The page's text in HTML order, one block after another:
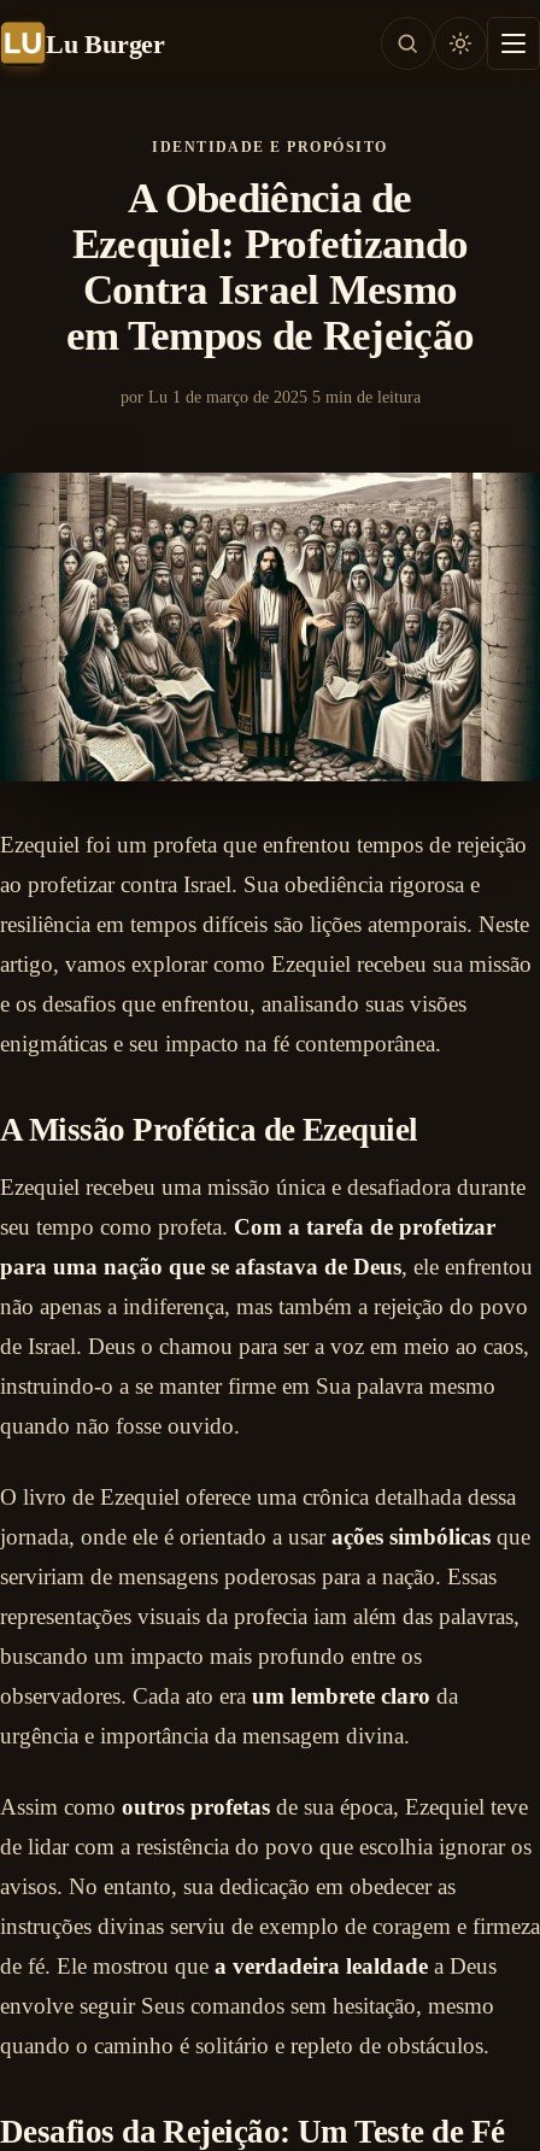
Lu Burger
IDENTIDADE E PROPÓSITO
A Obediência de
Ezequiel: Profetizando
Contra Israel Mesmo
em Tempos de Rejeição
por Lu 1 de março de 2025 5 min de leitura
Ezequiel foi um profeta que enfrentou tempos de rejeição
ao profetizar contra Israel. Sua obediência rigorosa e
resiliência em tempos difíceis são lições atemporais. Neste
artigo, vamos explorar como Ezequiel recebeu sua missão
e os desafios que enfrentou, analisando suas visões
enigmáticas e seu impacto na fé contemporânea.
A Missão Profética de Ezequiel
Ezequiel recebeu uma missão única e desafiadora durante
seu tempo como profeta. Com a tarefa de profetizar
para uma nação que se afastava de Deus, ele enfrentou
não apenas a indiferença, mas também a rejeição do povo
de Israel. Deus o chamou para ser a voz em meio ao caos,
instruindo-o a se manter firme em Sua palavra mesmo
quando não fosse ouvido.
O livro de Ezequiel oferece uma crônica detalhada dessa
jornada, onde ele é orientado a usarações simbólicas que
serviriam de mensagens poderosas para a nação. Essas
representações visuais da profecia iam além das palavras,
buscando um impacto mais profundo entre os
observadores. Cada ato era um lembrete claro da
urgência e importância da mensagem divina.
Assim como outros profetas de sua época, Ezequiel teve
de lidar com a resistência do povo que escolhia ignorar os
avisos. No entanto, sua dedicação em obedecer as
instruções divinas serviu de exemplo de coragem e firmeza
de fé. Ele mostrou que a verdadeira lealdade a Deus
envolve seguir Seus comandos sem hesitação, mesmo
quando o caminho é solitário e repleto de obstáculos.
Desafios da Rejeição: Um Teste de Fé